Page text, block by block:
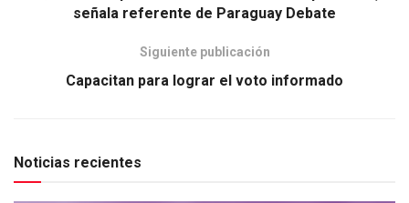
señala referente de Paraguay Debate
Siguiente publicación
Capacitan para lograr el voto informado
Noticias recientes